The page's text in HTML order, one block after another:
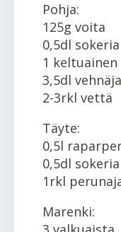
Pohja:
125g voita
0,5dl sokeria
1 keltuainen
3,5dl
2-3rkl vettä
Täyte:
0,5l
0,5dl sokeria
1rkl
Marenki: